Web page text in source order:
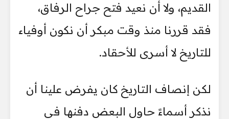
القديم، ولا أن نعيد فتح جراح الرفاق،
فقد قررنا منذ وقت مبكر أن نكون أوفياء
للتاريخ لا أسرى للأحقاد.
لكن إنصاف التاريخ كان يفرض علينا أن
نذكر أسماءً حاول البعض دفنها في